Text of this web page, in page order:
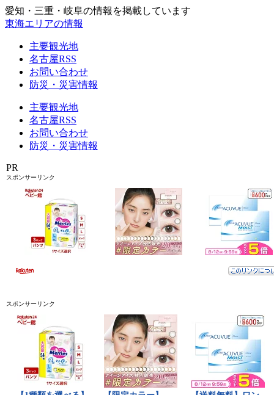
愛知・三重・岐阜の情報を掲載しています
東海エリアの情報
主要観光地
名古屋RSS
お問い合わせ
防災・災害情報
主要観光地
名古屋RSS
お問い合わせ
防災・災害情報
PR
スポンサーリンク
スポンサーリンク